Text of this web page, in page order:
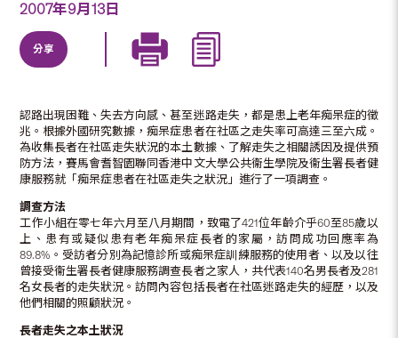
2007年9月13日
分享
認路出現困難、失去方向感、甚至迷路走失，都是患上老年痴呆症的徵
兆。根據外國研究數據，痴呆症患者在社區之走失率可高達三至六成。
為收集長者在社區走失狀況的本土數據、了解走失之相關誘因及提供預
防方法，賽馬會耆智園聯同香港中文大學公共衞生學院及衞生署長者健
康服務就「痴呆症患者在社區走失之狀況」進行了一項調查。
調查方法
工作小組在零七年六月至八月期間，致電了421位年齡介乎60至85歲以
上、患有或疑似患有老年痴呆症長者的家屬，訪問成功回應率為
89.8%。受訪者分別為記憶診所或痴呆症訓練服務的使用者、以及以往
曾接受衞生署長者健康服務調查長者之家人，共代表140名男長者及281
名女長者的走失狀況。訪問內容包括長者在社區迷路走失的經歷，以及
他們相關的照顧狀況。
長者走失之本土狀況